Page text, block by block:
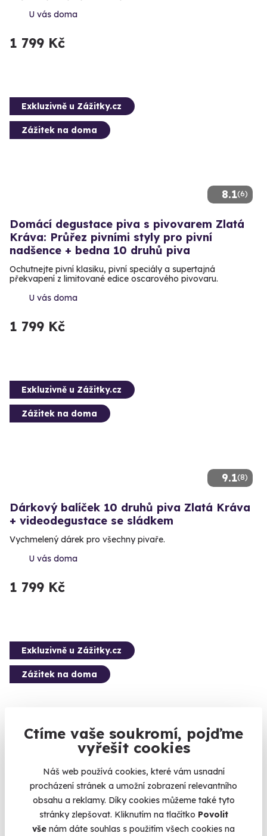
Ctíme vaše soukromí, pojďme
vyřešit cookies
Náš web používá cookies, které vám usnadní
procházení stránek a umožní zobrazení relevantního
obsahu a reklamy. Díky cookies můžeme také tyto
stránky zlepšovat. Kliknutím na tlačítko Povolit
vše nám dáte souhlas s použitím všech cookies na
U vás doma
1 799 Kč
8.1(6)
Exkluzivně u Zážitky.cz
Zážitek na doma
Domácí degustace piva s pivovarem Zlatá
Kráva: Průřez pivními styly pro pivní
nadšence + bedna 10 druhů piva
Ochutnejte pivní klasiku, pivní speciály a supertajná
překvapení z limitované edice oscarového pivovaru.
U vás doma
1 799 Kč
9.1(8)
Exkluzivně u Zážitky.cz
Zážitek na doma
Dárkový balíček 10 druhů piva Zlatá Kráva
+ videodegustace se sládkem
Vychmelený dárek pro všechny pivaře.
U vás doma
1 799 Kč
8.4(14)
Exkluzivně u Zážitky.cz
Zážitek na doma
Domácí degustace vín - Víkendový balíček +
bedna šesti druhů vína
Přivezeme vám bednu těch nejlepších vín (nejen) na víkend. A
profesionálního sommeliéra dodáme přímo do vašich
monitorů.